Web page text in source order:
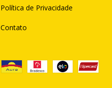
Política de Privacidade
Contato